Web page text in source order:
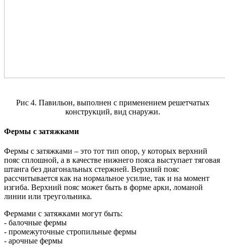
Рис 4. Павильон, выполнен с применением решетчатых
конструкций, вид снаружи.
Фермы с затяжками
Фермы с затяжками – это тот тип опор, у которых верхний
пояс сплошной, а в качестве нижнего пояса выступает тяговая
штанга без диагональных стержней. Верхний пояс
рассчитывается как на нормальное усилие, так и на момент
изгиба. Верхний пояс может быть в форме арки, ломаной
линии или треугольника.
Фермами с затяжками могут быть:
- балочные фермы
- промежуточные стропильные фермы
- арочные фермы